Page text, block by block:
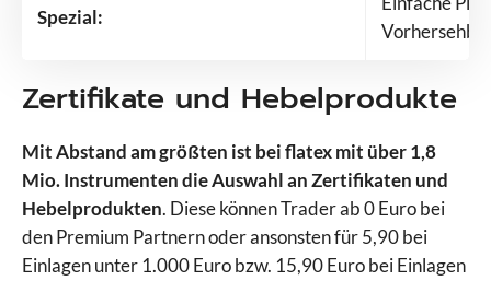
Spezial:
Zertifikate und Hebelprodukte
Mit Abstand am größten ist bei flatex mit über 1,8
Mio. Instrumenten die Auswahl an Zertifikaten und
Hebelprodukten. Diese können Trader ab 0 Euro bei
den Premium Partnern oder ansonsten für 5,90 bei
Einlagen unter 1.000 Euro bzw. 15,90 Euro bei Einlagen